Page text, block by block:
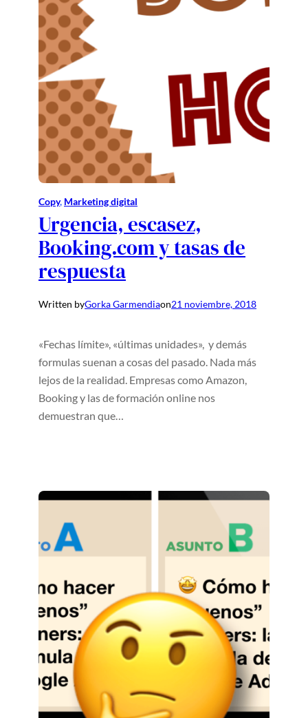
Copy, Marketing digital
Urgencia, escasez,
Booking.com y tasas de
respuesta
Written byGorka Garmendiaon21 noviembre, 2018
«Fechas límite», «últimas unidades», y demás
formulas suenan a cosas del pasado. Nada más
lejos de la realidad. Empresas como Amazon,
Booking y las de formación online nos
demuestran que…